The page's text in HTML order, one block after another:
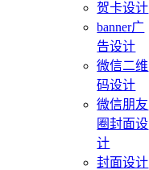
贺卡设计
banner广
告设计
微信二维
码设计
微信朋友
圈封面设
计
封面设计